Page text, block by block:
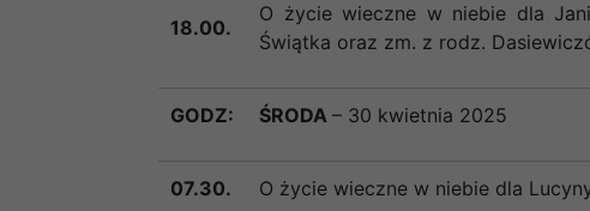
18.00.
O życie wieczne w niebie dla
Świątka oraz zm. z rodz.
GODZ: ŚRODA – 30 kwietnia 2025
07.30. O życie wieczne w niebie dla